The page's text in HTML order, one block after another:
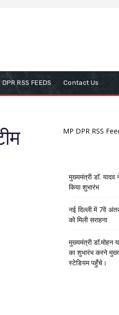
DPR RSS FEEDS Contact Us
MP DPR RSS
मुख्यमंत्री डॉ. यादव
किया शुभारंभ
नई दिल्ली में 7वें
को मिली सराहना
मुख्यमंत्री डॉ.मोहन
का शुभारंभ करने
स्टेडियम पहुँचे।